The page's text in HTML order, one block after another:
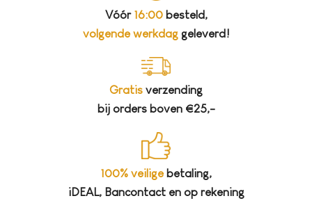
Vóór 16:00besteld,
volgende werkdag geleverd!
Gratis verzending
bij orders boven €25,-
100% veiligebetaling,
iDEAL, Bancontact en op rekening